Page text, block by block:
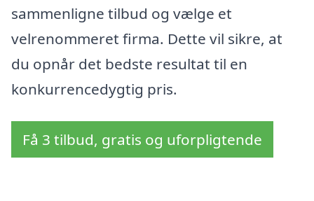
sammenligne tilbud og vælge et
velrenommeret firma. Dette vil sikre, at
du opnår det bedste resultat til en
konkurrencedygtig pris.
Få 3 tilbud, gratis og uforpligtende